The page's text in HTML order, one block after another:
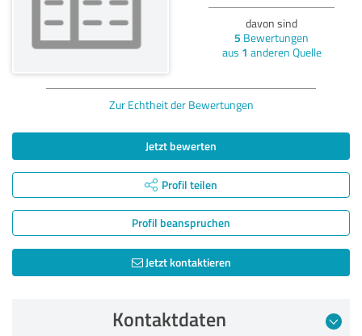
davon sind
5 Bewertungen
aus 1 anderen Quelle
Zur Echtheit der Bewertungen
Jetzt bewerten
Profil teilen
Profil beanspruchen
Jetzt kontaktieren
Kontaktdaten